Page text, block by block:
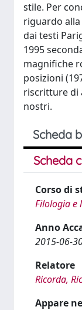
stile. Per
riguardo
dai testi
1995
magnifiche
posizioni
riscritture di
nostri.
Scheda
Scheda
Corso di
Filologia e
Anno
2015-06-
Relatore
Ricorda,
Appare